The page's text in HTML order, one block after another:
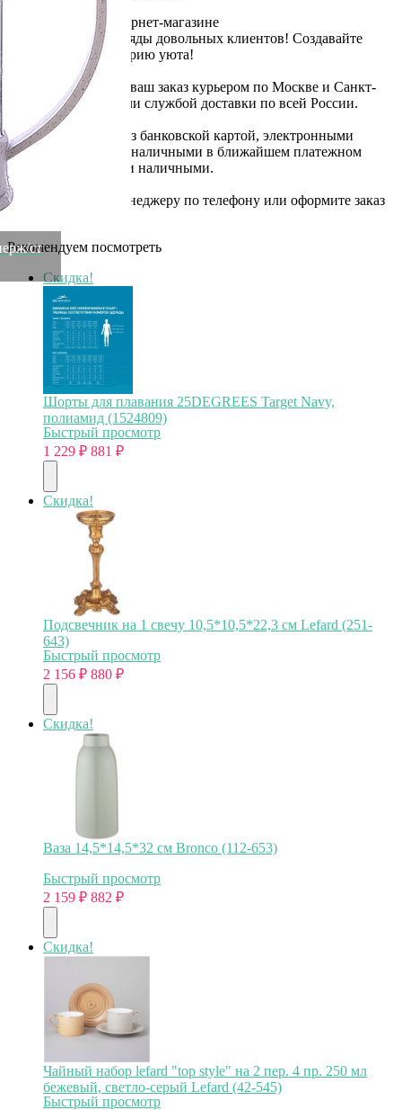
ст
Закзать в интернет-магазине
Вступайте в ряды довольных клиентов! Создавайте
Вашу территорию уюта!
Доставка
Мы доставим ваш заказ курьером по Москве и Санкт-
Петербургу или службой доставки по всей России.
Оплата
Оплатите заказ банковской картой, электронными
деньгами или наличными в ближайшем платежном
терминале или наличными.
Позвоните менеджеру по телефону или оформите заказ
Рекомендуем посмотреть
Скидка!
Шорты для плавания 25DEGREES Target Navy,
полиамид (1524809)
Быстрый просмотр
1 229 ₽ 881 ₽
Скидка!
Подсвечник на 1 свечу 10,5*10,5*22,3 см Lefard (251-
643)
Быстрый просмотр
2 156 ₽ 880 ₽
Скидка!
Ваза 14,5*14,5*32 см Bronco (112-653)
Быстрый просмотр
2 159 ₽ 882 ₽
Скидка!
Чайный набор lefard "top style" на 2 пер. 4 пр. 250 мл
бежевый, светло-серый Lefard (42-545)
Быстрый просмотр